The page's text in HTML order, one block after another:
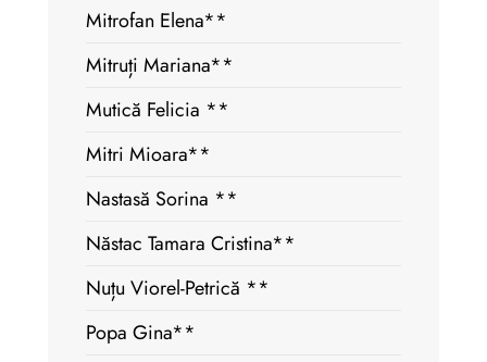
Mitrofan Elena**
Mitruți Mariana**
Mutică Felicia **
Mitri Mioara**
Nastasă Sorina **
Năstac Tamara Cristina**
Nuțu Viorel-Petrică **
Popa Gina**